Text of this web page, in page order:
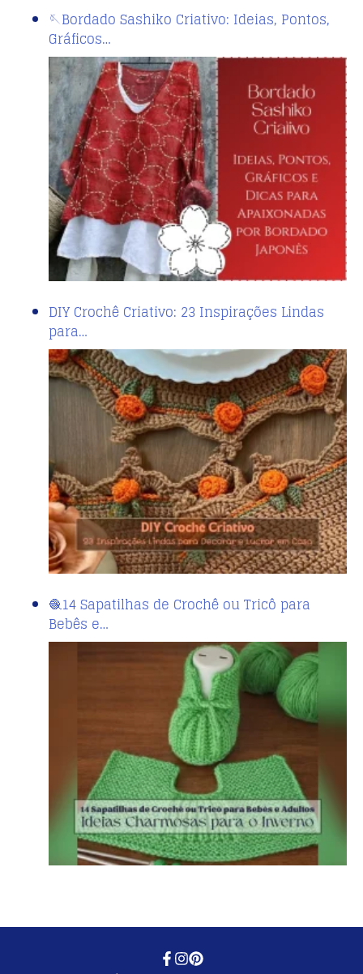
🪡Bordado Sashiko Criativo: Ideias, Pontos,
Gráficos…
DIY Crochê Criativo: 23 Inspirações Lindas
para…
🧶14 Sapatilhas de Crochê ou Tricô para
Bebês e…